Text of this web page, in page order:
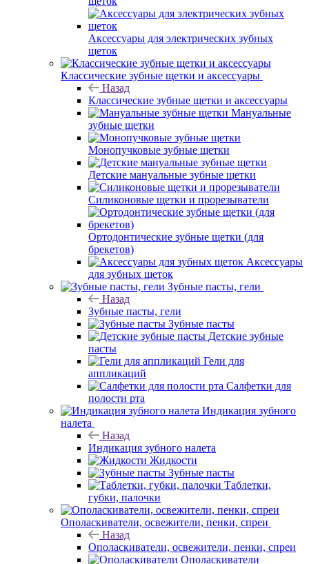
Аксессуары для электрических зубных
щеток
Классические зубные щетки и аксессуары
Назад
Классические зубные щетки и аксессуары
Мануальные
зубные щетки
Монопучковые зубные щетки
Детские мануальные зубные щетки
Силиконовые щетки и прорезыватели
Ортодонтические зубные щетки (для
брекетов)
Аксессуары
для зубных щеток
Зубные пасты, гели
Назад
Зубные пасты, гели
Зубные пасты
Детские зубные
пасты
Гели для
аппликаций
Салфетки для
полости рта
Индикация зубного
налета
Назад
Индикация зубного налета
Жидкости
Зубные пасты
Таблетки,
губки, палочки
Ополаскиватели, освежители, пенки, спреи
Назад
Ополаскиватели, освежители, пенки, спреи
Ополаскиватели